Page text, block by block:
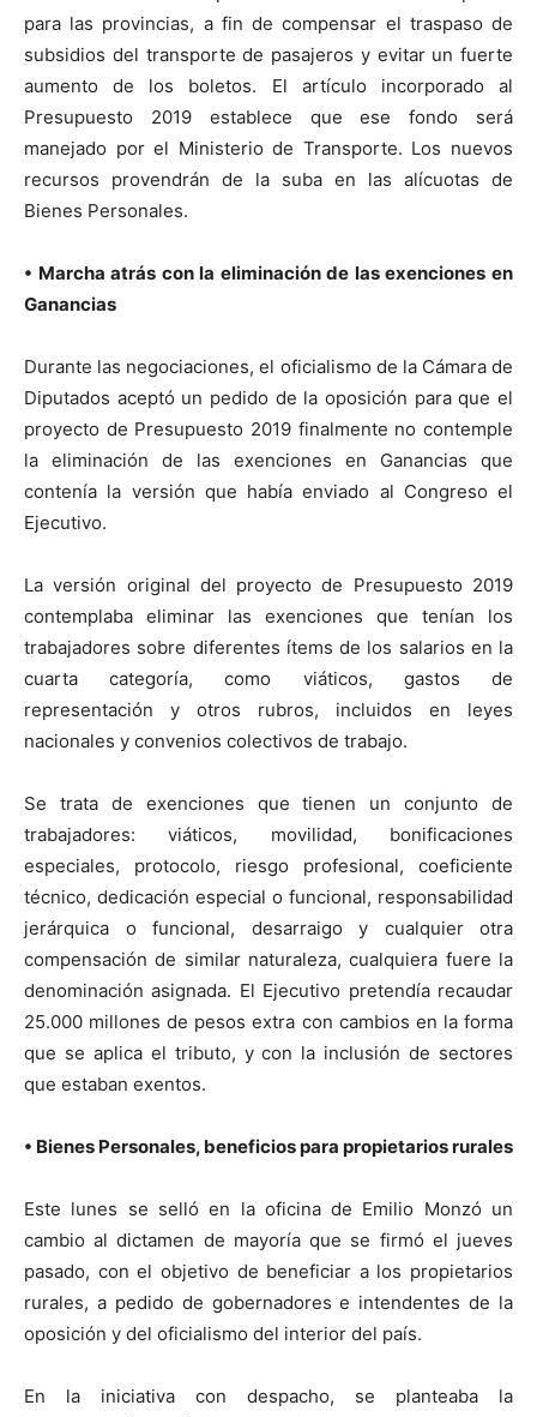
para las provincias, a fin de compensar el traspaso de
subsidios del transporte de pasajeros y evitar un fuerte
aumento de los boletos. El artículo incorporado al
Presupuesto 2019 establece que ese fondo será
manejado por el Ministerio de Transporte. Los nuevos
recursos provendrán de la suba en las alícuotas de
Bienes Personales.
• Marcha atrás con la eliminación de las exenciones en
Ganancias
Durante las negociaciones, el oficialismo de la Cámara de
Diputados aceptó un pedido de la oposición para que el
proyecto de Presupuesto 2019 finalmente no contemple
la eliminación de las exenciones en Ganancias que
contenía la versión que había enviado al Congreso el
Ejecutivo.
La versión original del proyecto de Presupuesto 2019
contemplaba eliminar las exenciones que tenían los
trabajadores sobre diferentes ítems de los salarios en la
cuarta categoría, como viáticos, gastos de
representación y otros rubros, incluidos en leyes
nacionales y convenios colectivos de trabajo.
Se trata de exenciones que tienen un conjunto de
trabajadores: viáticos, movilidad, bonificaciones
especiales, protocolo, riesgo profesional, coeficiente
técnico, dedicación especial o funcional, responsabilidad
jerárquica o funcional, desarraigo y cualquier otra
compensación de similar naturaleza, cualquiera fuere la
denominación asignada. El Ejecutivo pretendía recaudar
25.000 millones de pesos extra con cambios en la forma
que se aplica el tributo, y con la inclusión de sectores
que estaban exentos.
• Bienes Personales, beneficios para propietarios rurales
Este lunes se selló en la oficina de Emilio Monzó un
cambio al dictamen de mayoría que se firmó el jueves
pasado, con el objetivo de beneficiar a los propietarios
rurales, a pedido de gobernadores e intendentes de la
oposición y del oficialismo del interior del país.
En la iniciativa con despacho, se planteaba la